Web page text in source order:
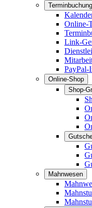
Online-
Link-
PayPal-
Online-Shop
Shop-
Mahnwesen